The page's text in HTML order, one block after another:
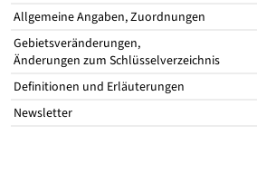
Allgemeine Angaben, Zuordnungen
Gebietsveränderungen,
Änderungen zum Schlüsselverzeichnis
Definitionen und Erläuterungen
Newsletter